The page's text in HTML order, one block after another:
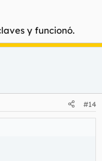
y funcionó.
#14